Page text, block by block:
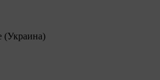
(Украина)